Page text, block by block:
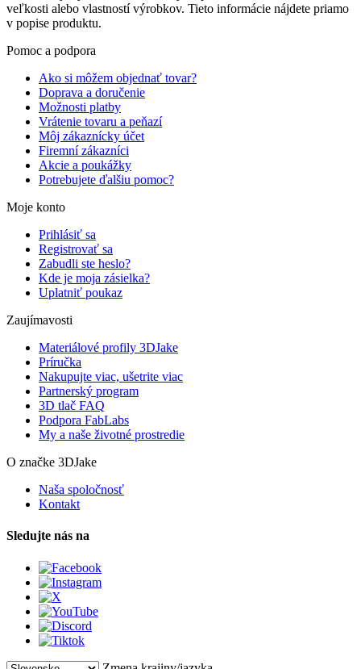
veľkosti alebo vlastností výrobkov. Tieto informácie nájdete priamo
v popise produktu.
Pomoc a podpora
Ako si môžem objednať tovar?
Doprava a doručenie
Možnosti platby
Vrátenie tovaru a peňazí
Môj zákaznícky účet
Firemní zákazníci
Akcie a poukážky
Potrebujete ďalšiu pomoc?
Moje konto
Prihlásiť sa
Registrovať sa
Zabudli ste heslo?
Kde je moja zásielka?
Uplatniť poukaz
Zaujímavosti
Materiálové profily 3DJake
Príručka
Nakupujte viac, ušetrite viac
Partnerský program
3D tlač FAQ
Podpora FabLabs
My a naše životné prostredie
O značke 3DJake
Naša spoločnosť
Kontakt
Sledujte nás na